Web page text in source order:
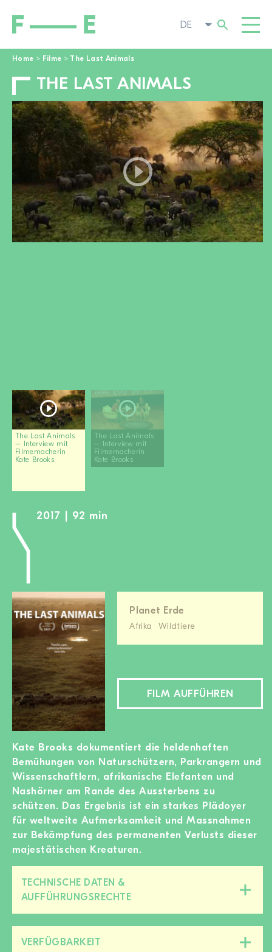
Home > Filme > The Last Animals
THE LAST ANIMALS
The Last Animals
– Interview mit
Filmemacherin
Kate Brooks
The Last Animals
– Interview mit
Filmemacherin
Kate Brooks
2017 | 92 min
Planet Erde
Afrika Wildtiere
FILM AUFFÜHREN
Kate Brooks dokumentiert die heldenhaften
Bemühungen von Naturschützern, Parkrangern und
Wissenschaftlern, afrikanische Elefanten und
Nashörner am Rande des Aussterbens zu
schützen. Das Ergebnis ist ein starkes Plädoyer
für weltweite Aufmerksamkeit und Massnahmen
zur Bekämpfung des permanenten Verlusts dieser
majestätischen Kreaturen.
TECHNISCHE DATEN &
AUFFÜHRUNGSRECHTE
VERFÜGBARKEIT
FILME
FESTIVAL
POP-UP KINO
ENGAGIEREN
AKTUELL
ÜBER UNS
Schulen
Medien
Film-Kits
Login
Suchen
nach:
ZUR FILMSUCHE